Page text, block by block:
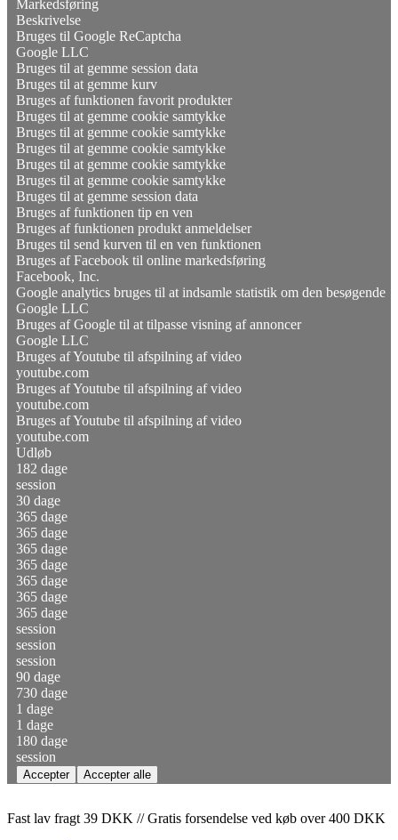
Markedsføring
Beskrivelse
Bruges til Google ReCaptcha
Google LLC
Bruges til at gemme session data
Bruges til at gemme kurv
Bruges af funktionen favorit produkter
Bruges til at gemme cookie samtykke
Bruges til at gemme cookie samtykke
Bruges til at gemme cookie samtykke
Bruges til at gemme cookie samtykke
Bruges til at gemme cookie samtykke
Bruges til at gemme session data
Bruges af funktionen tip en ven
Bruges af funktionen produkt anmeldelser
Bruges til send kurven til en ven funktionen
Bruges af Facebook til online markedsføring
Facebook, Inc.
Google analytics bruges til at indsamle statistik om den besøgende
Google LLC
Bruges af Google til at tilpasse visning af annoncer
Google LLC
Bruges af Youtube til afspilning af video
youtube.com
Bruges af Youtube til afspilning af video
youtube.com
Bruges af Youtube til afspilning af video
youtube.com
Udløb
182 dage
session
30 dage
365 dage
365 dage
365 dage
365 dage
365 dage
365 dage
365 dage
session
session
session
90 dage
730 dage
1 dage
1 dage
180 dage
session
Fast lav fragt 39 DKK // Gratis forsendelse ved køb over 400 DKK